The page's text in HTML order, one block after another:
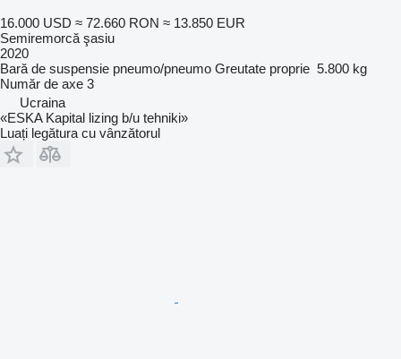
16.000 USD ≈ 72.660 RON ≈ 13.850 EUR
Semiremorcă şasiu
2020
Bară de suspensie pneumo/pneumo Greutate proprie 5.800 kg
Număr de axe 3
Ucraina
«ESKA Kapital lizing b/u tehniki»
Luați legătura cu vânzătorul